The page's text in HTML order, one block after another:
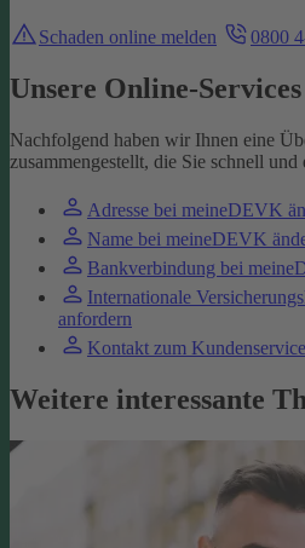
Schaden online melden 0800
Unsere Online-
Nachfolgend haben wir Ihnen eine
zusammengestellt, die Sie schnell
Adresse bei meineDEVK
Name bei meineDEVK
Bankverbindung bei
Internationale
anfordern
Kontakt zum
Weitere interessante